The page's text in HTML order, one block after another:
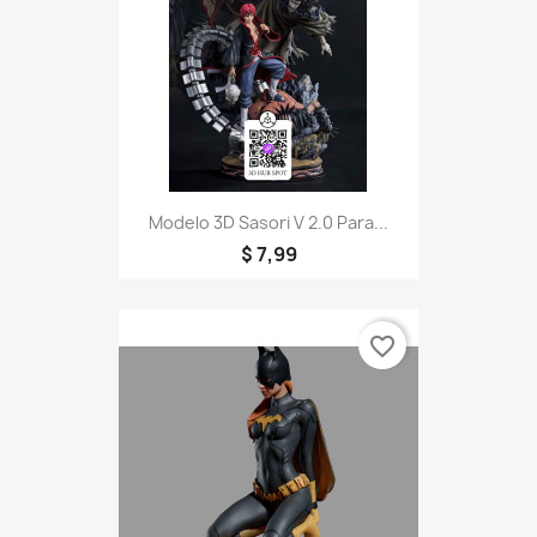
Modelo 3D Sasori V 2.0 Para...
$ 7,99
favorite_border